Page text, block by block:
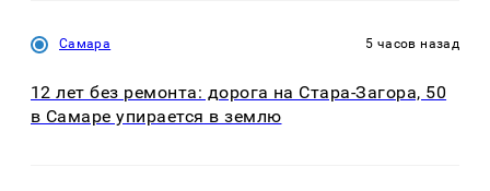
Самара 5 часов назад
12 лет без ремонта: дорога на Стара-Загора, 50
в Самаре упирается в землю